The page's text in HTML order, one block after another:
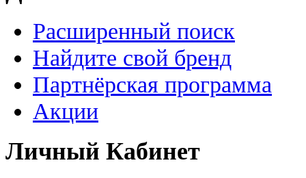
Расширенный поиск
Найдите свой бренд
Партнёрская программа
Акции
Личный Кабинет